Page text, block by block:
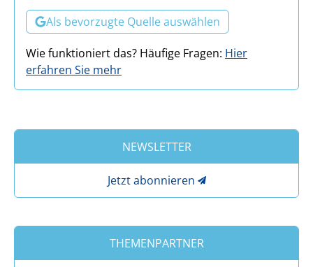
Als bevorzugte Quelle auswählen
Wie funktioniert das? Häufige Fragen: Hier
erfahren Sie mehr
NEWSLETTER
Jetzt abonnieren
THEMENPARTNER